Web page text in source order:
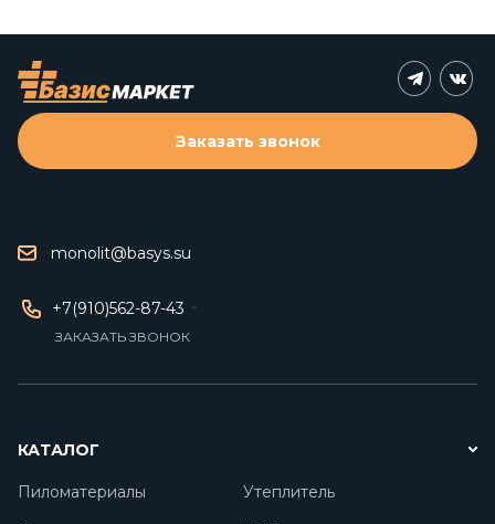
monolit@basys.su
+7(910)562-87-43
ЗАКАЗАТЬ ЗВОНОК
Заказать звонок
КАТАЛОГ
Пиломатериалы
Утеплитель